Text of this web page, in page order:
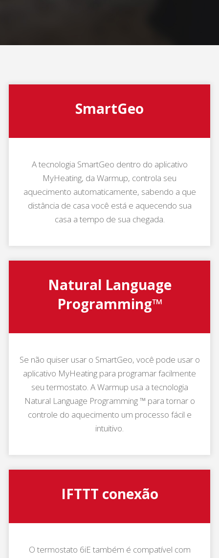
SmartGeo
A tecnologia SmartGeo dentro do aplicativo
MyHeating, da Warmup, controla seu
aquecimento automaticamente, sabendo a que
distância de casa você está e aquecendo sua
casa a tempo de sua chegada.
Natural Language
Programming™
Se não quiser usar o SmartGeo, você pode usar o
aplicativo MyHeating para programar facilmente
seu termostato. A Warmup usa a tecnologia
Natural Language Programming ™ para tornar o
controle do aquecimento um processo fácil e
intuitivo.
IFTTT conexão
O termostato 6iE também é compatível com